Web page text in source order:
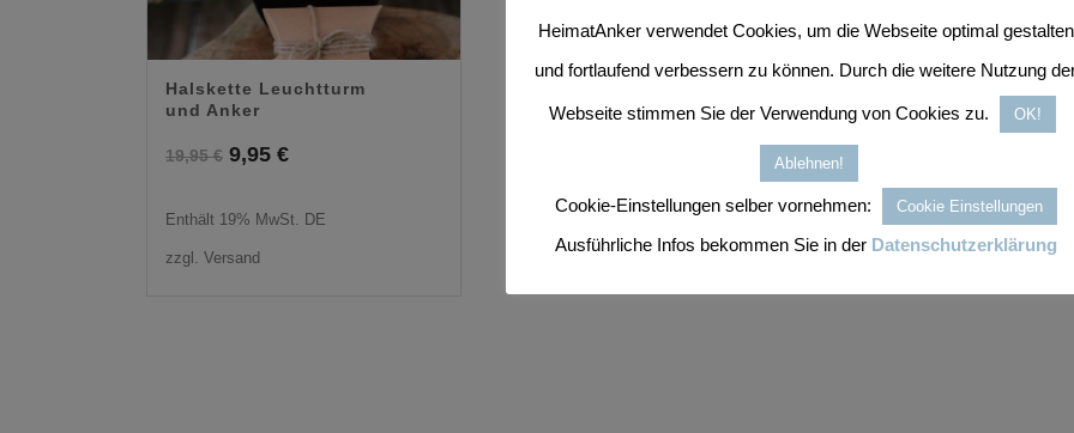
Halskette Leuchtturm
und Anker
19,95€ Ursprünglicher
9,95 €Aktueller
Enthält 19% MwSt. DE
zzgl. Versand
HeimatAnker verwendet Cookies, um die Webseite optimal gestalten
und fortlaufend verbessern zu können. Durch die weitere Nutzung
Webseite stimmen Sie der Verwendung von Cookies zu. OK!
Ablehnen!
Cookie-Einstellungen selber vornehmen: Cookie Einstellungen
Ausführliche Infos bekommen Sie in der Datenschutzerklärung